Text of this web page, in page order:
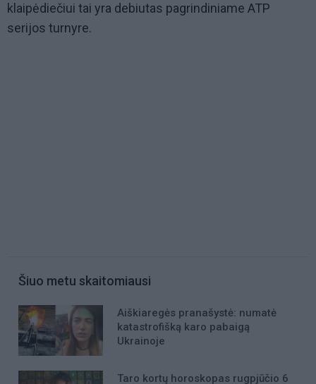
klaipėdiečiui tai yra debiutas pagrindiniame ATP
serijos turnyre.
Šiuo metu skaitomiausi
Aiškiaregės pranašystė: numatė
katastrofišką karo pabaigą
Ukrainoje
Taro kortų horoskopas rugpjūčio 6